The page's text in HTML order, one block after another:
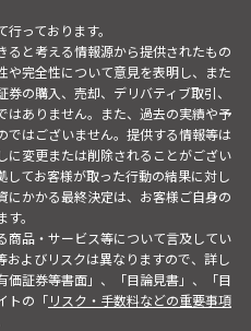
っております。
と考える情報源から提供されたもの
や完全性について意見を表明し、また
の購入、売却、デリバティブ取引、
はありません。また、過去の実績や予
はございません。提供する情報等は
に変更または削除されることがござい
してお客様が取った行動の結果に対し
かかる最終決定は、お客様ご自身の
。
商品・サービス等について言及してい
よびリスクは異なりますので、詳し
価証券等書面」、「目論見書」、「目
トの「リスク・手数料などの重要事項